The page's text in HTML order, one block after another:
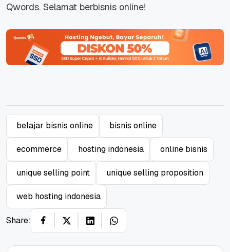
Qwords. Selamat berbisnis online!
belajar bisnis online bisnis online
ecommerce hosting indonesia online bisnis
unique selling point unique selling proposition
web hosting indonesia
Share: